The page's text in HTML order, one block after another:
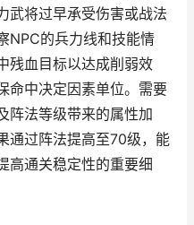
武将过早承受伤害或战法
NPC的兵力线和技能情
残血目标以达成削弱效
命中决定因素单位。需要
阵法等级带来的属性加
通过阵法提高至70级，能
高通关稳定性的重要细